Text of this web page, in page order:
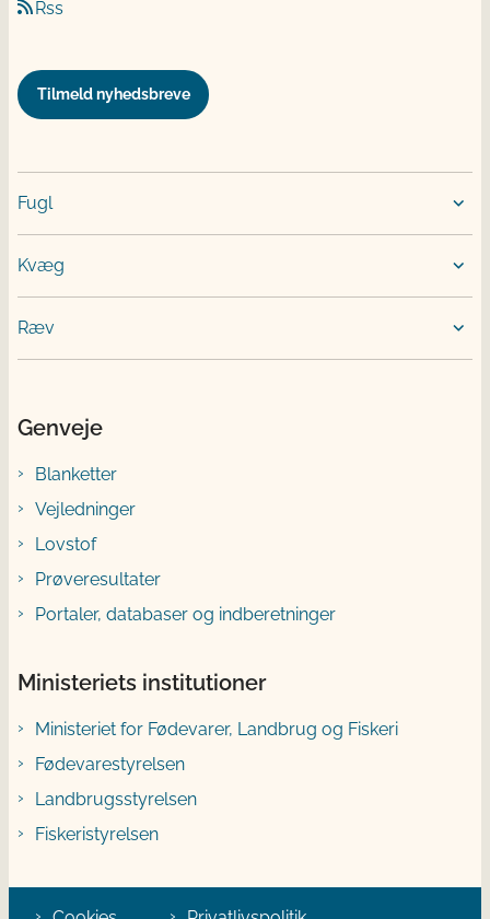
Rss
Tilmeld nyhedsbreve
Fugl
Kvæg
Ræv
Genveje
Blanketter
Vejledninger
Lovstof
Prøveresultater
Portaler, databaser og indberetninger
Ministeriets institutioner
Ministeriet for Fødevarer, Landbrug og Fiskeri
Fødevarestyrelsen
Landbrugsstyrelsen
Fiskeristyrelsen